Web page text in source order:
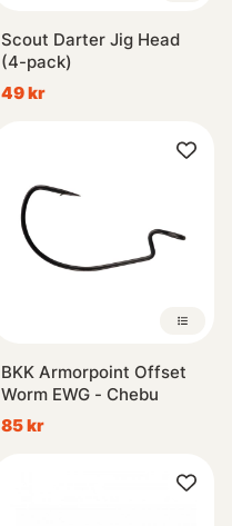
Scout Darter Jig Head
(4-pack)
49 kr
BKK Armorpoint Offset
Worm EWG - Chebu
85 kr